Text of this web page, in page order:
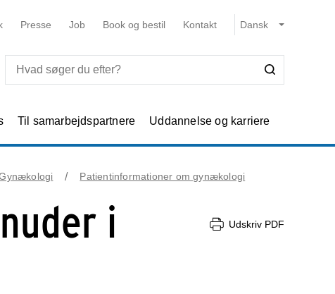
Presse Job Book og bestil Kontakt
Til samarbejdspartnere Uddannelse og karriere
Patientinformationer om gynækologi
i
Udskriv PDF